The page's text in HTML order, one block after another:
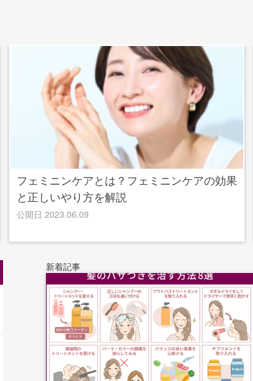
フェミニンケアとは？フェミニンケアの効果
と正しいやり方を解説
公開日 2023.06.09
新着記事